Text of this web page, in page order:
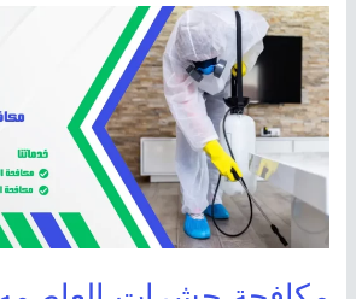
مكافحة
حشرات
العاصمه